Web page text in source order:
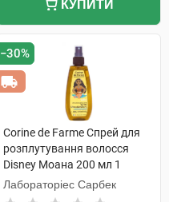
КУПИТИ
−30%
Corine de Farme Спрей для
розплутування волосся
Disney Моана 200 мл 1
флакон
Лабораторіес Сарбек